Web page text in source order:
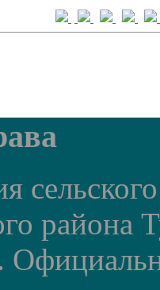
района